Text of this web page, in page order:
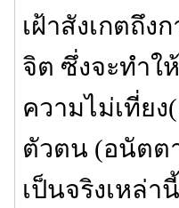
เฝ้าสังเกตถึ
จิต ซึ่งจะทำใ
ความไม่เที่ย
ตัวตน (อนัตต
เป็นจริงเหล่